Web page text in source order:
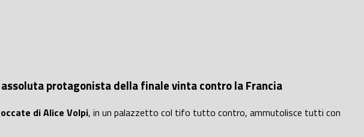
assoluta protagonista della finale vinta contro la Francia
di Alice Volpi, in un palazzetto col tifo tutto contro, ammutolisce tutti con